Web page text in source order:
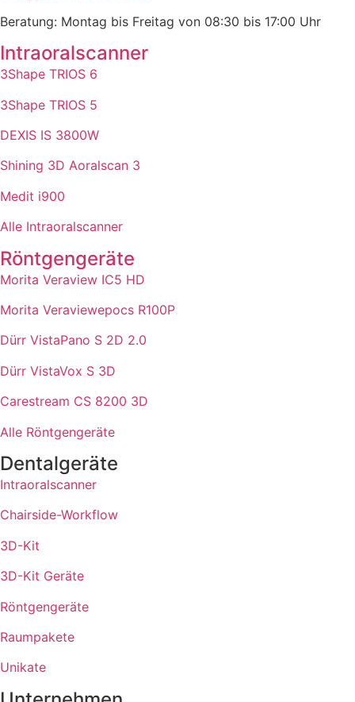
Beratung: Montag bis Freitag von 08:30 bis 17:00 Uhr
Intraoralscanner
3Shape TRIOS 6
3Shape TRIOS 5
DEXIS IS 3800W
Shining 3D Aoralscan 3
Medit i900
Alle Intraoralscanner
Röntgengeräte
Morita Veraview IC5 HD
Morita Veraviewepocs R100P
Dürr VistaPano S 2D 2.0
Dürr VistaVox S 3D
Carestream CS 8200 3D
Alle Röntgengeräte
Dentalgeräte
Intraoralscanner
Chairside-Workflow
3D-Kit
3D-Kit Geräte
Röntgengeräte
Raumpakete
Unikate